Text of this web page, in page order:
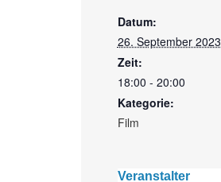
Datum:
26. September 2023
Zeit:
18:00 - 20:00
Kategorie:
Film
Veranstalter